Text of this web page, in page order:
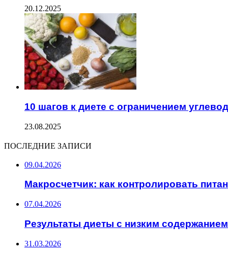
20.12.2025
10 шагов к диете с ограничением
23.08.2025
ПОСЛЕДНИЕ ЗАПИСИ
09.04.2026
Макросчетчик: как контролировать
07.04.2026
Результаты диеты с низким
31.03.2026